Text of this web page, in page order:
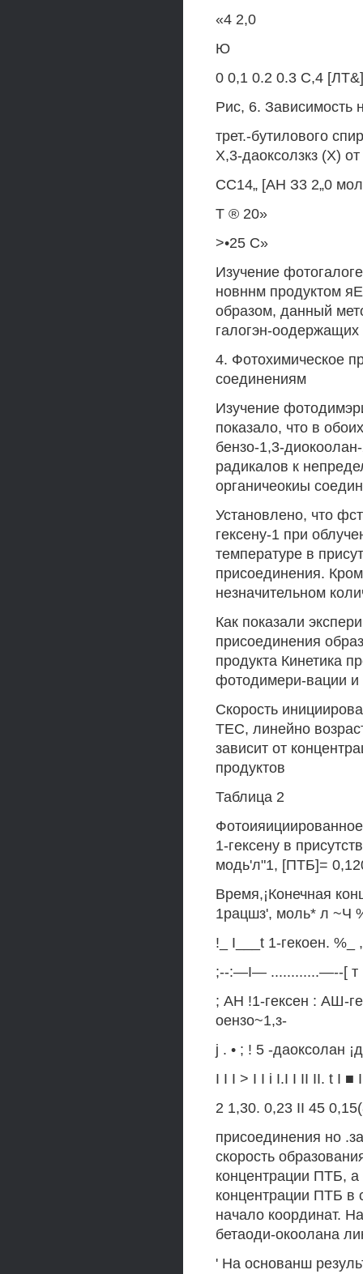
«4 2,0
Ю
0 0,1 0.2 0.3 С,4
Рис, 6. Зависимость
трет.-бутилового
Х,3-даоксолзкз (X)
СС14„ [АН З3 2„0
Т ® 20»
>•25 С»
Изучение
новннм продуктом
образом, данный
галогэн-оодержащих
4. Фотохимическое
соединениям
Изучение
показало, что в
бензо-1,3-
радикалов к
органичеокиы
Установлено, что
гексену-1 при
температуре в
присоединения.
незначительном
Как показали
присоединения
продукта Кинетика
фотодимери-вации и
Скорость
ТЕС, линейно
зависит от
продуктов
Таблица 2
1-гексену в
модь'л"1, [ПТБ]=
Время,¡Конечная
1рацшз', моль* л ~Ч
!_ I___t 1-гекоен. %_
;--:—I— ............—--[
; АН !1-гексен : АШ-
оензо~1,з-
j . • ; ! 5 -даоксолан
I I I > I I i I.I I II II. t I ■
2 1,30. 0,23 II 45
присоединения но
скорость
концентрации ПТБ,
концентрации ПТБ в
начало координат.
бетаоди-окоолана
' На основанш